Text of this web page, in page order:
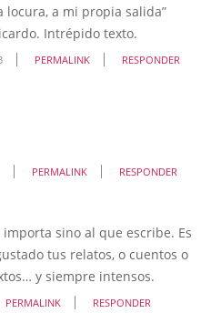
a mi propia salida”
Intrépido texto.
PERMALINK RESPONDER
PERMALINK RESPONDER
sino al que escribe. Es
tus relatos, o cuentos o
y siempre intensos.
PERMALINK RESPONDER